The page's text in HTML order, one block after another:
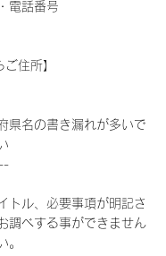
電話番号
ご住所】
県名の書き漏れが多いで
トル、必要事項が明記さ
調べする事ができません
。